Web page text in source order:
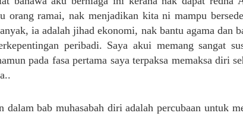
orang ramai, nak menjadikan kita ni mampu
ia adalah jihad ekonomi, nak bantu agama dan
peribadi. Saya akui memang sangat
pada fasa pertama saya terpaksa memaksa diri
dalam bab muhasabah diri adalah percubaan untuk